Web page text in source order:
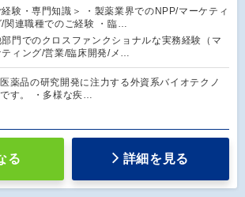
経験・専門知識＞ ・製薬業界でのNPP/マーケティ
/関連職種でのご経験 ・臨…
部門でのクロスファンクショナルな実務経験（マ
ティング/営業/臨床開発/メ…
医薬品の研究開発に注力する外資系バイオテクノ
す。 ・多様な疾…
る 詳細を見る